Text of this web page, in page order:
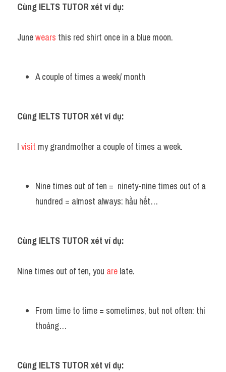
Cùng IELTS TUTOR xét ví dụ:
June wears this red shirt once in a blue moon.
A couple of times a week/ month
Cùng IELTS TUTOR xét ví dụ:
I visit my grandmother a couple of times a week.
Nine times out of ten =  ninety-nine times out of a
hundred = almost always: hầu hết…
Cùng IELTS TUTOR xét ví dụ:
Nine times out of ten, you are late.
From time to time = sometimes, but not often: thi
thoảng…
Cùng IELTS TUTOR xét ví dụ: